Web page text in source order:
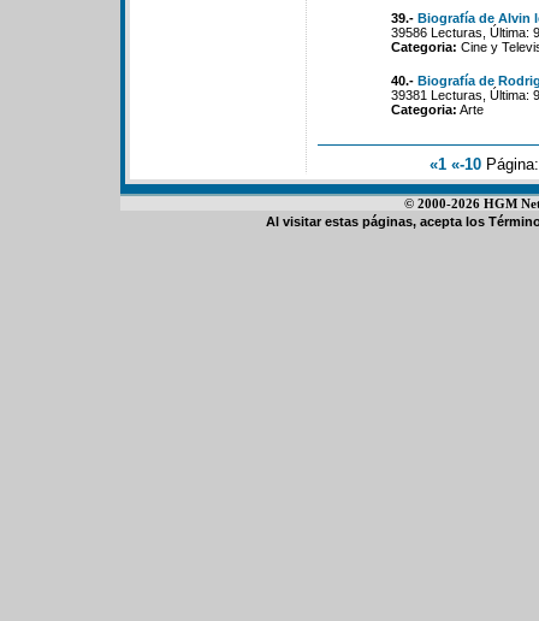
39.- Biografía de Alvin
39586 Lecturas, Última:
Categoria: Cine y
40.- Biografía de
39381 Lecturas, Última:
Categoria: Arte
«1 «-10
© 2000-2026 HGM
Al visitar estas páginas, acepta los